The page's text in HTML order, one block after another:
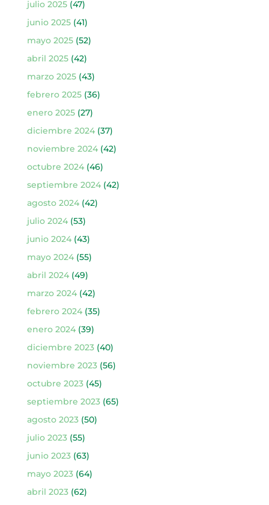
julio 2025(47)
junio 2025(41)
mayo 2025(52)
abril 2025(42)
marzo 2025(43)
febrero 2025(36)
enero 2025(27)
diciembre 2024(37)
noviembre 2024(42)
octubre 2024(46)
septiembre 2024(42)
agosto 2024(42)
julio 2024(53)
junio 2024(43)
mayo 2024(55)
abril 2024(49)
marzo 2024(42)
febrero 2024(35)
enero 2024(39)
diciembre 2023(40)
noviembre 2023(56)
octubre 2023(45)
septiembre 2023(65)
agosto 2023(50)
julio 2023(55)
junio 2023(63)
mayo 2023(64)
abril 2023(62)